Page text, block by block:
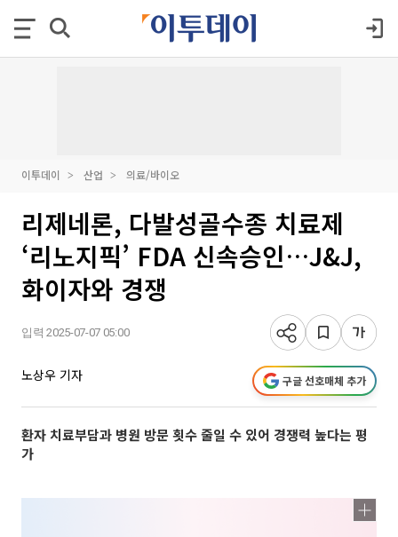
이투데이 산업 의료/바이오
리제네론, 다발성골수종 치료제
‘리노지픽’ FDA 신속승인…J&J,
화이자와 경쟁
입력 2025-07-07 05:00
노상우 기자 구글 선호매체 추가
환자 치료부담과 병원 방문 횟수 줄일 수 있어 경쟁력 높다는 평
가